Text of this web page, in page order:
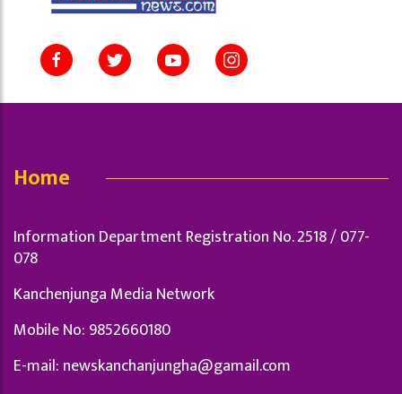
Home
Information Department Registration No. 2518 / 077-
078
Kanchenjunga Media Network
Mobile No: 9852660180
E-mail: newskanchanjungha@gamail.com